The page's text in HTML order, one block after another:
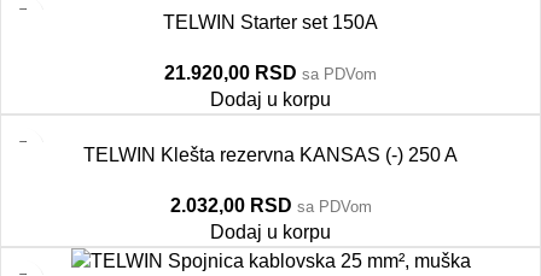
TELWIN Starter set 150A
21.920,00 RSD sa PDVom
Dodaj u korpu
TELWIN Klešta rezervna KANSAS (-) 250 A
2.032,00 RSD sa PDVom
Dodaj u korpu